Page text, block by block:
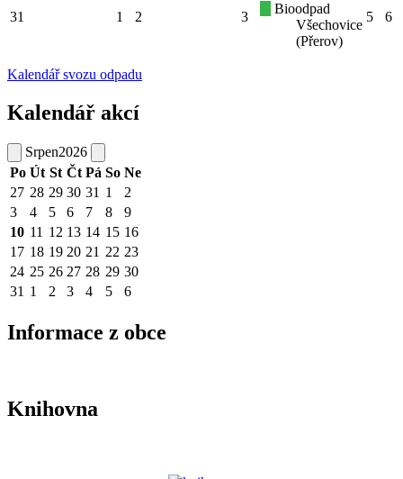
31 1 2 3
Bioodpad
Všechovice
(Přerov)
5 6
Kalendář svozu odpadu
Kalendář akcí
Srpen2026
Po Út St Čt Pá So Ne
27 28 29 30 31 1
2
3
4 5 6 7 8
9
10 11 12 13 14 15 16
17 18 19 20 21 22 23
24 25 26 27 28 29 30
31 1 2 3 4 5 6
Informace z obce
Knihovna